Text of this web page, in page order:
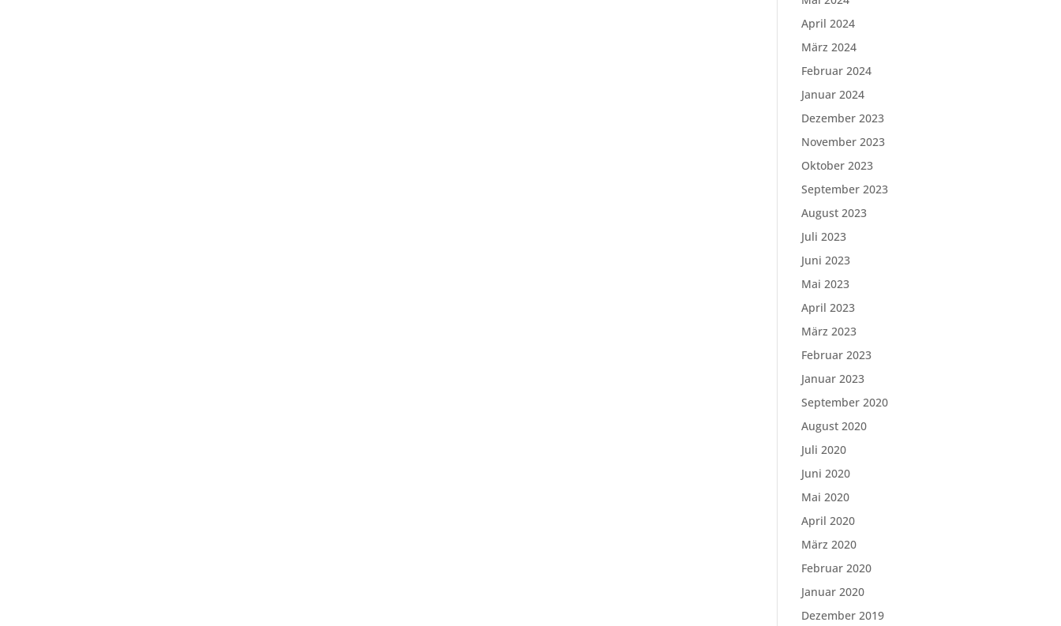
April 2024
März 2024
Februar 2024
Januar 2024
Dezember 2023
November 2023
Oktober 2023
September 2023
August 2023
Juli 2023
Juni 2023
Mai 2023
April 2023
März 2023
Februar 2023
Januar 2023
September 2020
August 2020
Juli 2020
Juni 2020
Mai 2020
April 2020
März 2020
Februar 2020
Januar 2020
Dezember 2019